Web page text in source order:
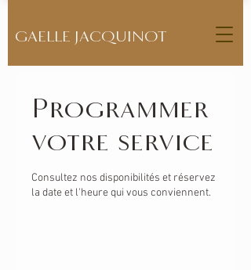
GAELLE JACQUINOT
Programmer
votre service
Consultez nos disponibilités et réservez
la date et l'heure qui vous conviennent.